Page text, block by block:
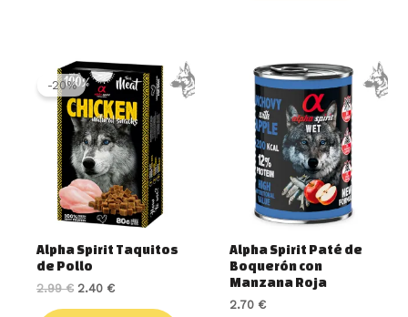
-20%
Alpha Spirit Taquitos
de Pollo
2.99€
El
precio
original
era:
2.99 €.
2.40 €
El
precio
actual
es:
2.40 €.
Alpha Spirit Paté de
Boquerón con
Manzana Roja
2.70 €